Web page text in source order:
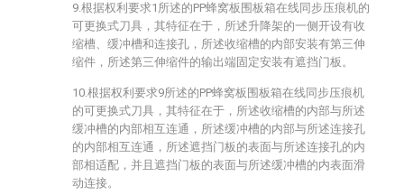
9.根据权利要求1所述的PP蜂窝板围板箱在线同步压痕机的
可更换式刀具，其特征在于，所述升降架的一侧开设有收
缩槽、缓冲槽和连接孔，所述收缩槽的内部安装有第三伸
缩件，所述第三伸缩件的输出端固定安装有遮挡门板。
10.根据权利要求9所述的PP蜂窝板围板箱在线同步压痕机
的可更换式刀具，其特征在于，所述收缩槽的内部与所述
缓冲槽的内部相互连通，所述缓冲槽的内部与所述连接孔
的内部相互连通，所述遮挡门板的表面与所述连接孔的内
部相适配，并且遮挡门板的表面与所述缓冲槽的内表面滑
动连接。